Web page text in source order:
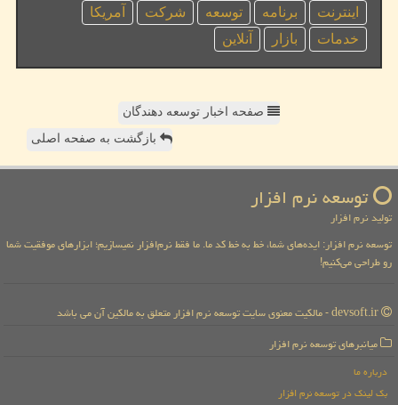
اینترنت برنامه توسعه شركت
آمریكا
خدمات
بازار آنلاین
صفحه اخبار توسعه دهندگان
بازگشت به صفحه اصلی
توسعه نرم افزار
تولید نرم افزار
توسعه نرم افزار: ایده‌های شما، خط به خط کد ما. ما فقط نرم‌افزار نمیسازیم؛ ابزارهای موفقیت شما
رو طراحی می‌کنیم!
میانبرهای توسعه نرم افزار
درباره ما
بک لینک در توسعه نرم افزار